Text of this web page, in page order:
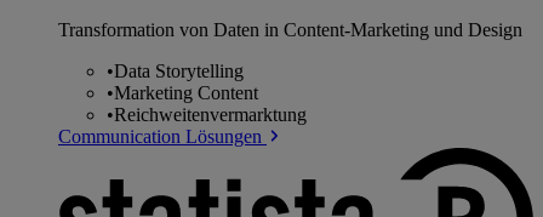
Transformation von Daten in Content-Marketing und Design
•Data Storytelling
•Marketing Content
•Reichweitenvermarktung
Communication Lösungen